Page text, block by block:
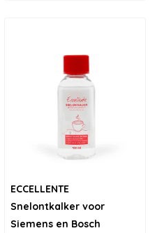
ECCELLENTE
Snelontkalker voor
Siemens en Bosch